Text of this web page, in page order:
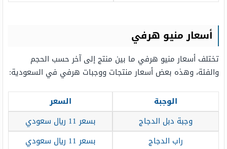
أسعار منيو هرفي
تختلف أسعار منيو هرفي ما بين منتج إلى آخر حسب الحجم
والفئة، وهذه بعض أسعار منتجات ووجبات هرفي في السعودية:
الوجبة
السعر
وجبة دبل الدجاج
بسعر 11 ريال سعودي
راب الدجاج
بسعر 11 ريال سعودي